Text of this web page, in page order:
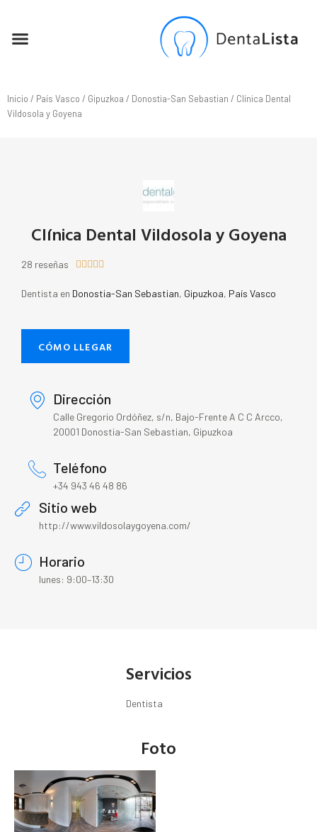
Inicio / País Vasco / Gipuzkoa / Donostia-San Sebastian / Clínica Dental
Vildosola y Goyena
Clínica Dental Vildosola y Goyena
28 reseñas     
Dentista en Donostia-San Sebastian, Gipuzkoa, País Vasco
CÓMO LLEGAR
Dirección
Calle Gregorio Ordóñez, s/n, Bajo-Frente A C C Arcco,
20001 Donostia-San Sebastian, Gipuzkoa
Teléfono
+34 943 46 48 86
Sitio web
http://www.vildosolaygoyena.com/
Horario
lunes: 9:00–13:30
Servicios
Dentista
Foto